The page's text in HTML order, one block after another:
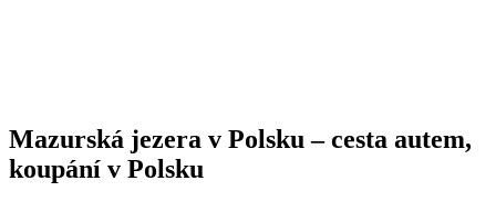
Mazurská jezera v Polsku – cesta autem,
koupání v Polsku